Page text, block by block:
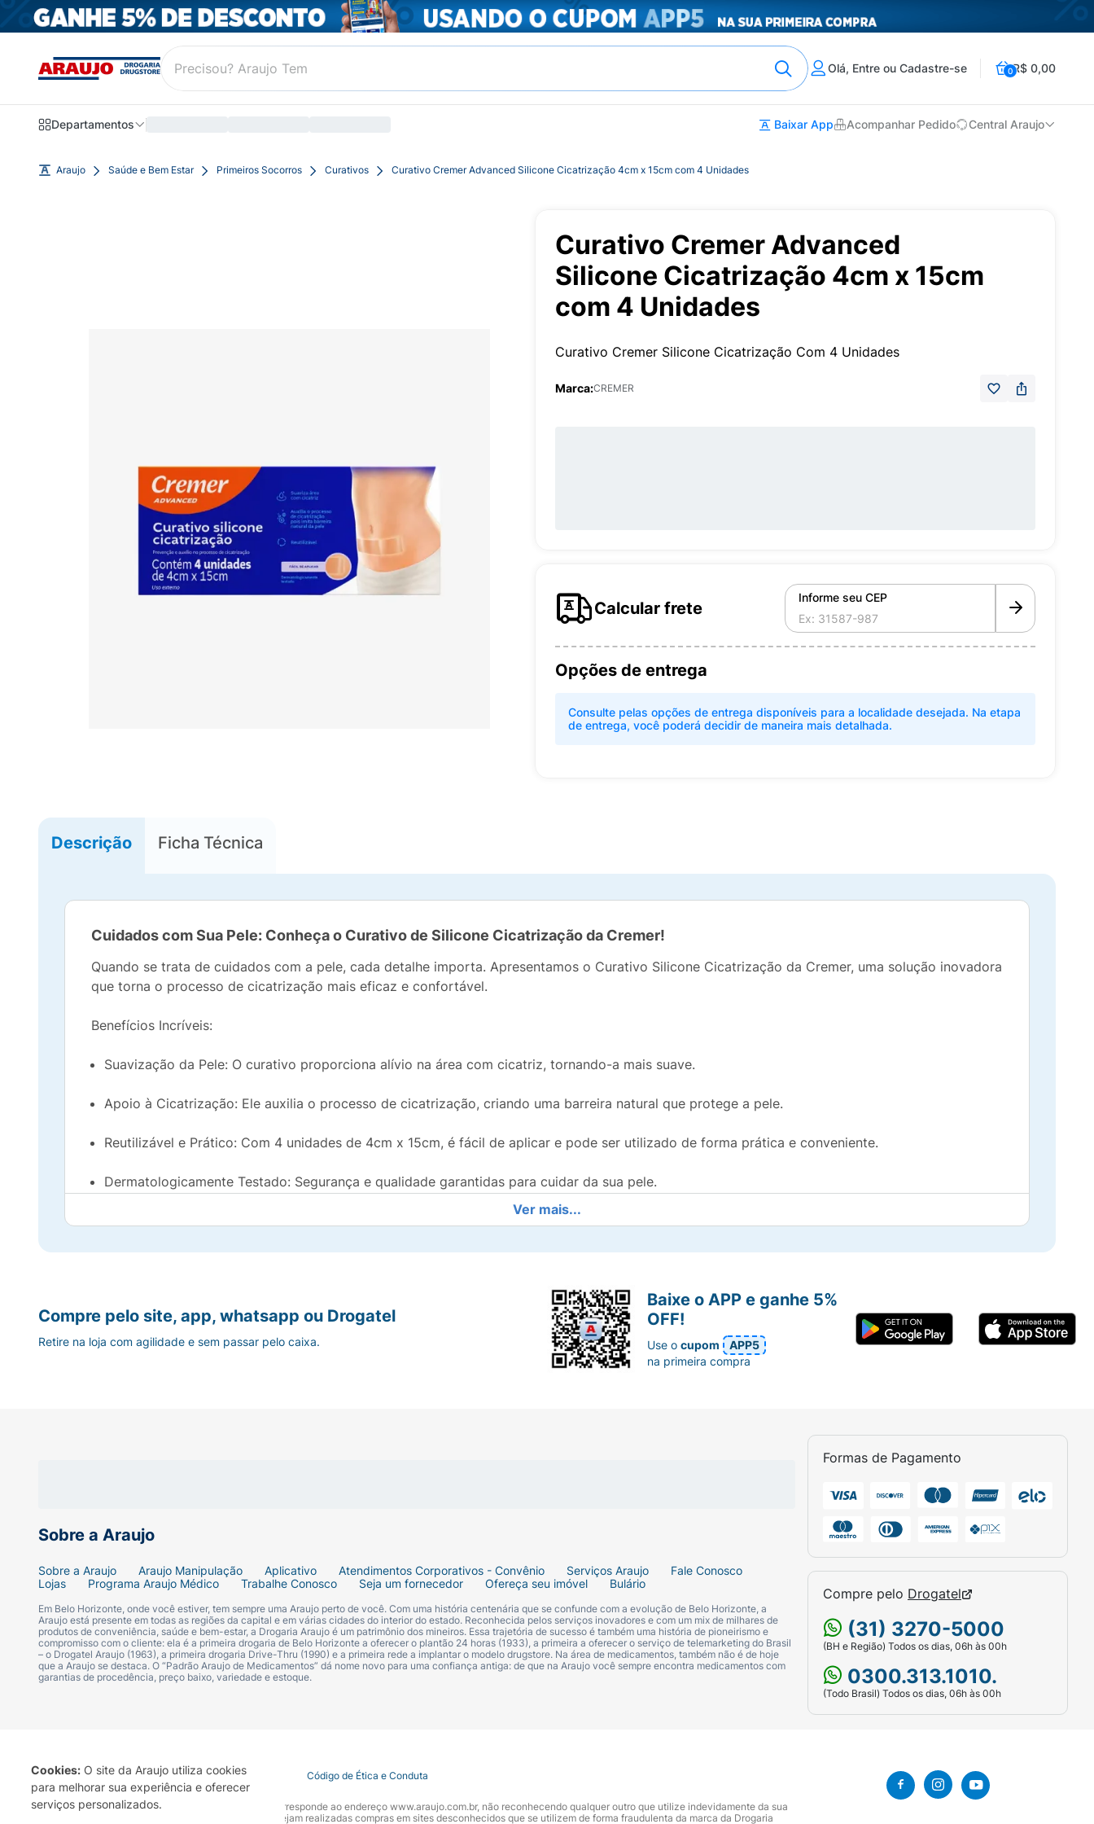
Cookies: O site da Araujo utiliza cookies
para melhorar sua experiência e oferecer
serviços personalizados.
Olá, Entre ou Cadastre-se 0R$ 0,00
Departamentos Baixar App Acompanhar Pedido Central Araujo
Araujo Saúde e Bem Estar Primeiros Socorros Curativos Curativo Cremer Advanced Silicone Cicatrização 4cm x 15cm com 4 Unidades
Curativo Cremer Advanced
Silicone Cicatrização 4cm x 15cm
com 4 Unidades
Curativo Cremer Silicone Cicatrização Com 4 Unidades
Marca:CREMER
Calcular frete
Informe seu CEP
Opções de entrega
Consulte pelas opções de entrega disponíveis para a localidade desejada. Na etapa
de entrega, você poderá decidir de maneira mais detalhada.
Descrição Ficha Técnica
Cuidados com Sua Pele: Conheça o Curativo de Silicone Cicatrização da Cremer!
Quando se trata de cuidados com a pele, cada detalhe importa. Apresentamos o Curativo Silicone Cicatrização da Cremer, uma solução inovadora
que torna o processo de cicatrização mais eficaz e confortável.
Benefícios Incríveis:
Suavização da Pele: O curativo proporciona alívio na área com cicatriz, tornando-a mais suave.
Apoio à Cicatrização: Ele auxilia o processo de cicatrização, criando uma barreira natural que protege a pele.
Reutilizável e Prático: Com 4 unidades de 4cm x 15cm, é fácil de aplicar e pode ser utilizado de forma prática e conveniente.
Dermatologicamente Testado: Segurança e qualidade garantidas para cuidar da sua pele.
Experimente agora e transforme sua experiência de cicatrização!
Ver mais...
Sobre a Araujo
Sobre a Araujo Araujo Manipulação Aplicativo Atendimentos Corporativos - Convênio Serviços Araujo
Fale Conosco
Lojas
Programa Araujo Médico Trabalhe Conosco Seja um fornecedor Ofereça seu imóvel Bulário
Em Belo Horizonte, onde você estiver, tem sempre uma Araujo perto de você. Com uma história centenária que se confunde com a evolução de Belo Horizonte, a
Araujo está presente em todas as regiões da capital e em várias cidades do interior do estado. Reconhecida pelos serviços inovadores e com um mix de milhares de
produtos de conveniência, saúde e bem-estar, a Drogaria Araujo é um patrimônio dos mineiros. Essa trajetória de sucesso é também uma história de pioneirismo e
compromisso com o cliente: ela é a primeira drogaria de Belo Horizonte a oferecer o plantão 24 horas (1933), a primeira a oferecer o serviço de telemarketing do Brasil
– o Drogatel Araujo (1963), a primeira drogaria Drive-Thru (1990) e a primeira rede a implantar o modelo drugstore. Na área de medicamentos, também não é de hoje
que a Araujo se destaca. O “Padrão Araujo de Medicamentos” dá nome novo para uma confiança antiga: de que na Araujo você sempre encontra medicamentos com
garantias de procedência, preço baixo, variedade e estoque.
Formas de Pagamento
Compre pelo Drogatel
(31) 3270-5000
(BH e Região) Todos os dias, 06h às 00h
0300.313.1010.
(Todo Brasil) Todos os dias, 06h às 00h
Compre pelo site, app, whatsapp ou Drogatel
Retire na loja com agilidade e sem passar pelo caixa.
Baixe o APP e ganhe 5%
OFF!
Use ocupom
APP5
na primeira compra
Termo de Uso Portal da Privacidade Covid-19 Código de Ética e Conduta
A Drogaria Araujo S/A informa que o seu site oficial corresponde ao endereço www.araujo.com.br, não reconhecendo qualquer outro que utilize indevidamente da sua
marca. Para sua segurança recomendamos que não sejam realizadas compras em sites desconhecidos que se utilizem de forma fraudulenta da marca da Drogaria